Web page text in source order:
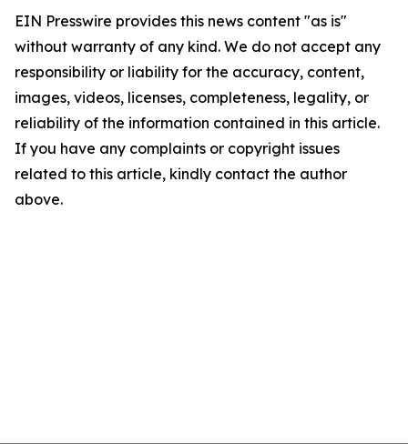
EIN Presswire provides this news content "as is"
without warranty of any kind. We do not accept any
responsibility or liability for the accuracy, content,
images, videos, licenses, completeness, legality, or
reliability of the information contained in this article.
If you have any complaints or copyright issues
related to this article, kindly contact the author
above.